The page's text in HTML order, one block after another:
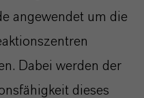
angewendet um die
Dabei werden der
dieses